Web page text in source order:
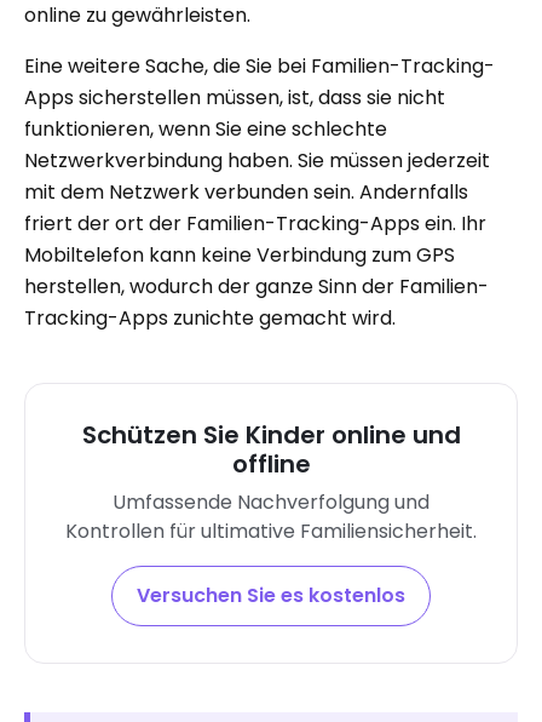
online zu gewährleisten.
Eine weitere Sache, die Sie bei Familien-Tracking-
Apps sicherstellen müssen, ist, dass sie nicht
funktionieren, wenn Sie eine schlechte
Netzwerkverbindung haben. Sie müssen jederzeit
mit dem Netzwerk verbunden sein. Andernfalls
friert der ort der Familien-Tracking-Apps ein. Ihr
Mobiltelefon kann keine Verbindung zum GPS
herstellen, wodurch der ganze Sinn der Familien-
Tracking-Apps zunichte gemacht wird.
Schützen Sie Kinder online und
offline
Umfassende Nachverfolgung und
Kontrollen für ultimative Familiensicherheit.
Versuchen Sie es kostenlos